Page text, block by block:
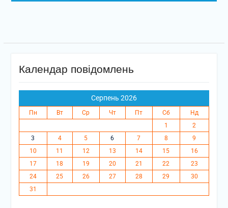
Календар повідомлень
Серпень 2026
Пн Вт Ср Чт Пт Сб
Нд
1
2
3
4 5 6 7 8
9
10
11 12 13 14 15
16
17
18 19 20 21 22
23
24
25 26 27 28 29
30
31